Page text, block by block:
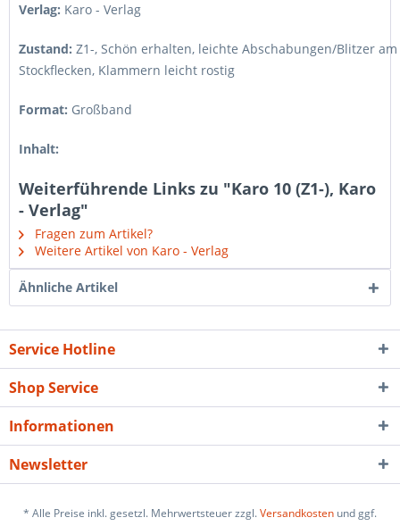
Verlag: Karo - Verlag
Zustand: Z1-, Schön erhalten, leichte Abschabungen/Blitzer
Stockflecken, Klammern leicht rostig
Format: Großband
Inhalt:
Weiterführende Links zu "Karo 10 (Z1-), Karo
- Verlag"
Fragen zum Artikel?
Weitere Artikel von Karo - Verlag
Ähnliche Artikel
Service Hotline
Shop Service
Informationen
Newsletter
* Alle Preise inkl. gesetzl. Mehrwertsteuer zzgl.Versandkosten und ggf.